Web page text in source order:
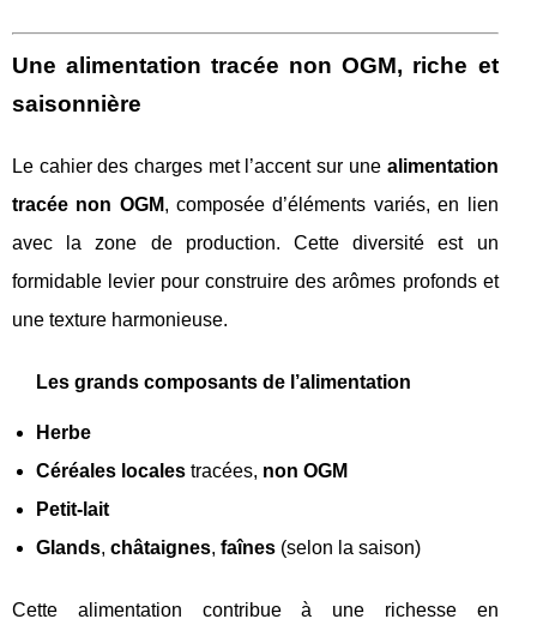
Une alimentation tracée non OGM, riche et
saisonnière
Le cahier des charges met l’accent sur une alimentation
tracée non OGM, composée d’éléments variés, en lien
avec la zone de production. Cette diversité est un
formidable levier pour construire des arômes profonds et
une texture harmonieuse.
Les grands composants de l’alimentation
Herbe
Céréales locales tracées, non OGM
Petit-lait
Glands, châtaignes, faînes (selon la saison)
Cette alimentation contribue à une richesse en